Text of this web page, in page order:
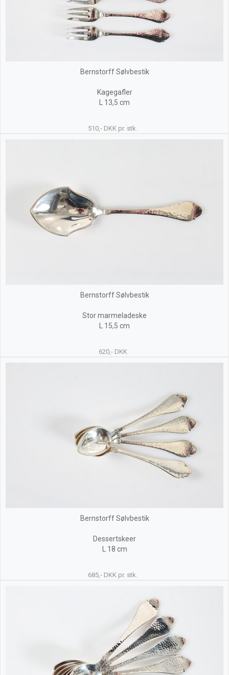
Bernstorff Sølvbestik
Kagegafler
L 13,5 cm
510,- DKK pr. stk.
Bernstorff Sølvbestik
Stor marmeladeske
L 15,5 cm
620,- DKK
Bernstorff Sølvbestik
Dessertskeer
L 18 cm
685,- DKK pr. stk.